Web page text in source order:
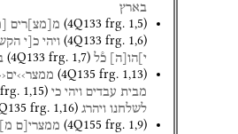
בארץ
(4Q133 frg. 1,5) מ מצ רים
(4Q133 frg. 1,6) ויהי כ[י
י]הו ה כ֯ל (4Q133 frg. 1,7)
(4Q135 frg. 1,13)
מבית עבדים ויהי כי frg. 1,15)
לשלחנו ויהרג frg. 1,16)
(4Q155 frg. 1,9) ממצרי[ם מ]